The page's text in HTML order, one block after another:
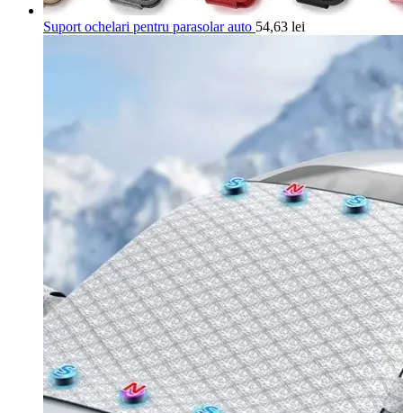
Suport ochelari pentru parasolar auto 54,63 lei